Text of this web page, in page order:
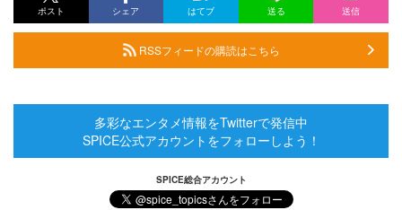
ポスト シェア はてブ 送る 送信
RSSフィードの購読はこちら
多彩なエンタメ情報をTwitterで発信中
SPICE公式アカウントをフォローしよう！
SPICE総合アカウント